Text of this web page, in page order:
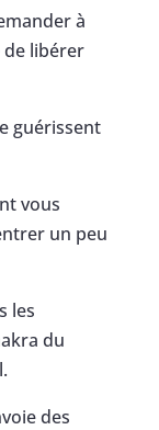
à
de libérer
guérissent
vous
un peu
les
du
des